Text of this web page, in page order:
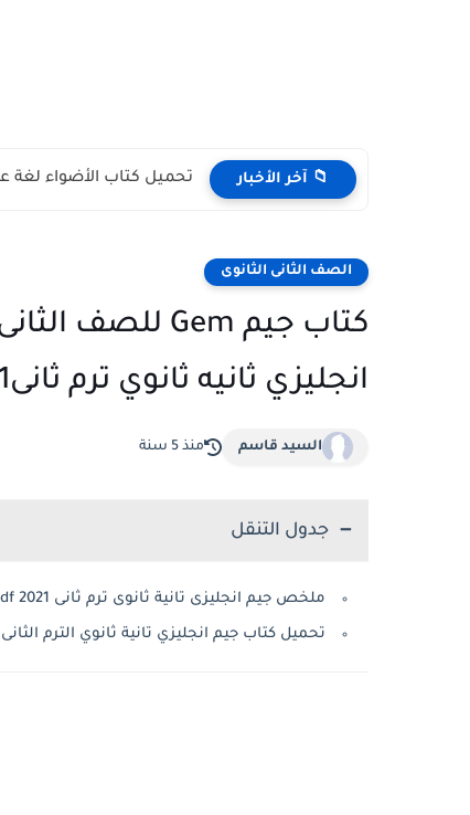
📁 آخر الأخبار تحميل كتاب الأضواء لغة
الصف الثانى الثانوى
انجليزي ثانيه ثانوي ترم ثانى2021
السيد قاسم منذ 5 سنة
جدول التنقل
ملخص جيم انجليزى تانية ثانوى ترم ثانى 2021 pdf
تحميل كتاب جيم انجليزي تانية ثانوي الترم الثانى2021